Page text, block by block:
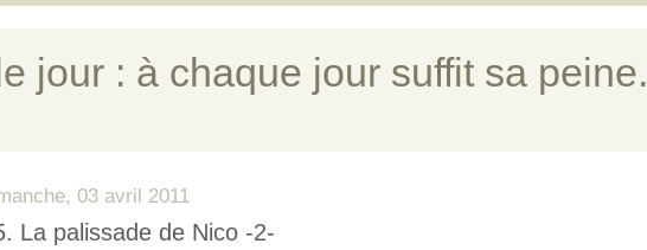
jour : à chaque jour suffit sa peine.
03 avril 2011
La palissade de Nico -2-